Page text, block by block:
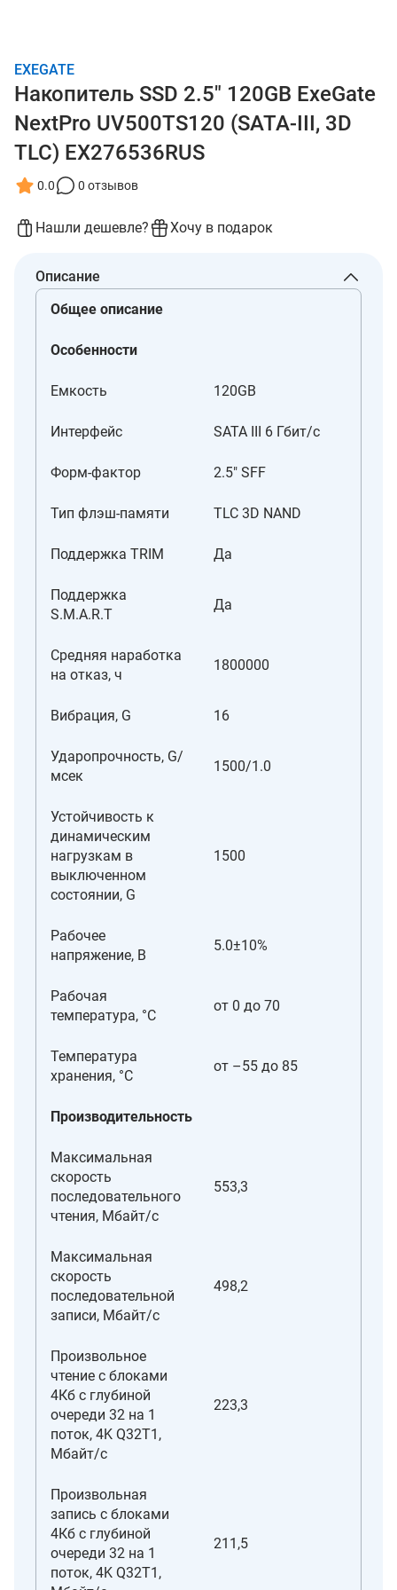
EXEGATE
Накопитель SSD 2.5" 120GB ExeGate
NextPro UV500TS120 (SATA-III, 3D
TLC) EX276536RUS
0.0 0 отзывов
Нашли дешевле? Хочу в подарок
Описание
Общее описание
Особенности
Емкость 120GB
Интерфейс SATA III 6 Гбит/c
Форм-фактор 2.5" SFF
Тип флэш-памяти TLC 3D NAND
Поддержка TRIM Да
Поддержка
S.M.A.R.T
Да
Средняя наработка
на отказ, ч
1800000
Вибрация, G 16
Ударопрочность, G/
мсек
1500/1.0
Устойчивость к
динамическим
нагрузкам в
выключенном
состоянии, G
1500
Рабочее
напряжение, В
5.0±10%
Рабочая
температура, °С
от 0 до 70
Температура
хранения, °С
от –55 до 85
Производительность
Максимальная
скорость
последовательного
чтения, Мбайт/с
553,3
Максимальная
скорость
последовательной
записи, Мбайт/с
498,2
Произвольное
чтение с блоками
4Кб с глубиной
очереди 32 на 1
поток, 4K Q32T1,
Мбайт/с
223,3
Произвольная
запись с блоками
4Кб с глубиной
очереди 32 на 1
поток, 4K Q32T1,
211,5